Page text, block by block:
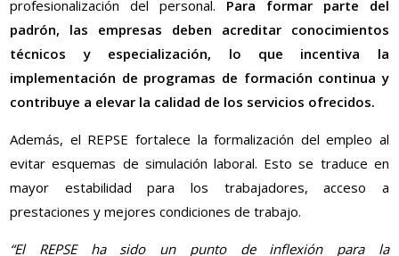
profesionalización del personal. Para formar parte del
padrón, las empresas deben acreditar conocimientos
técnicos y especialización, lo que incentiva la
implementación de programas de formación continua y
contribuye a elevar la calidad de los servicios ofrecidos.
Además, el REPSE fortalece la formalización del empleo al
evitar esquemas de simulación laboral. Esto se traduce en
mayor estabilidad para los trabajadores, acceso a
prestaciones y mejores condiciones de trabajo.
“El REPSE ha sido un punto de inflexión para la